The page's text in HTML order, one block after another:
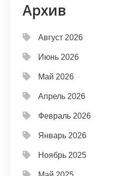
Архив
Август 2026
Июнь 2026
Май 2026
Апрель 2026
Февраль 2026
Январь 2026
Ноябрь 2025